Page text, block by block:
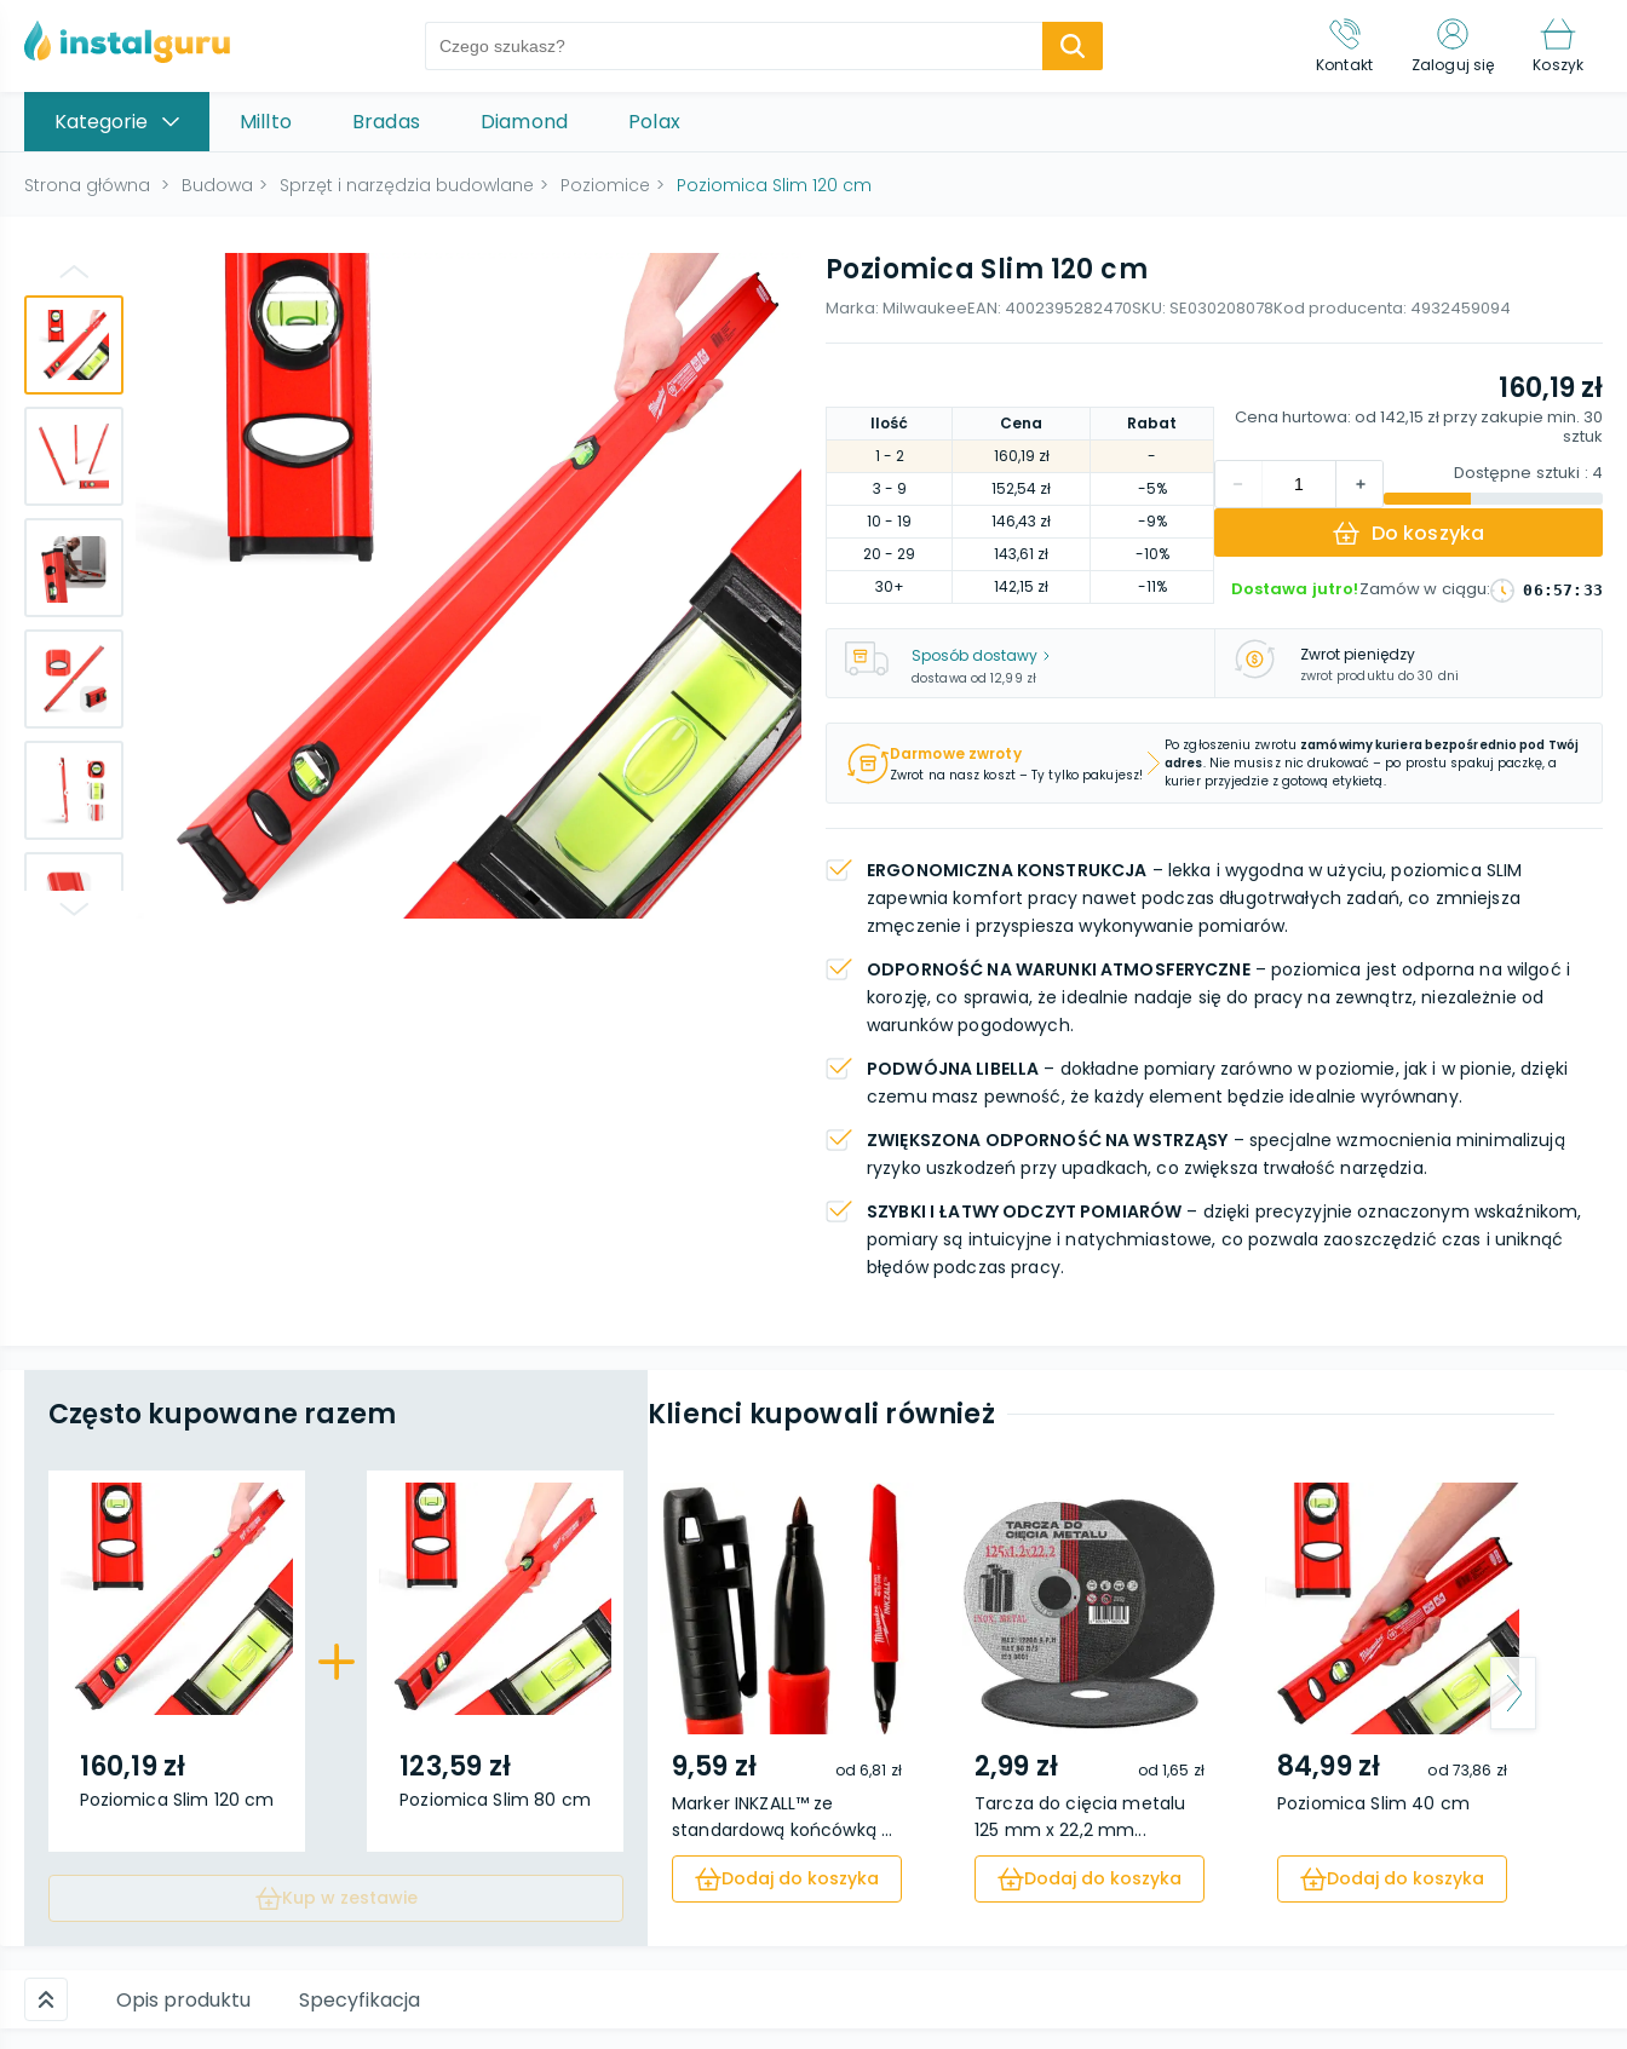
Kontakt Zaloguj się Koszyk
Kategorie Millto Bradas Diamond Polax
Strona główna > Budowa > Sprzęt i narzędzia budowlane > Poziomice > Poziomica Slim 120 cm
Poziomica Slim 120 cm
Marka: MilwaukeeEAN: 4002395282470SKU: SE030208078Kod producenta: 4932459094
Ilość Cena
Rabat
1 - 2 160,19 zł
-
3 - 9 152,54 zł
-5%
10 - 19 146,43 zł
-9%
20 - 29 143,61 zł
-10%
30+ 142,15 zł -11%
160,19 zł
Cena hurtowa: od 142,15 złprzy zakupie min. 30
sztuk
Dostępne sztuki : 4
Do koszyka
Dostawa jutro!Zamów w ciągu: 06 : 57 : 32
Sposób dostawy
dostawa od 12,99 zł
Zwrot pieniędzy
zwrot produktu do 30 dni
Darmowe zwroty
Zwrot na nasz koszt – Ty tylko pakujesz!
Po zgłoszeniu zwrotu zamówimy kuriera bezpośrednio pod Twój
adres. Nie musisz nic drukować – po prostu spakuj paczkę, a
kurier przyjedzie z gotową etykietą.
ERGONOMICZNA KONSTRUKCJA – lekka i wygodna w użyciu, poziomica SLIM
zapewnia komfort pracy nawet podczas długotrwałych zadań, co zmniejsza
zmęczenie i przyspiesza wykonywanie pomiarów.
ODPORNOŚĆ NA WARUNKI ATMOSFERYCZNE– poziomica jest odporna na wilgoć i
korozję, co sprawia, że idealnie nadaje się do pracy na zewnątrz, niezależnie od
warunków pogodowych.
PODWÓJNA LIBELLA – dokładne pomiary zarówno w poziomie, jak i w pionie, dzięki
czemu masz pewność, że każdy element będzie idealnie wyrównany.
ZWIĘKSZONA ODPORNOŚĆ NA WSTRZĄSY – specjalne wzmocnienia minimalizują
ryzyko uszkodzeń przy upadkach, co zwiększa trwałość narzędzia.
SZYBKI I ŁATWY ODCZYT POMIARÓW – dzięki precyzyjnie oznaczonym wskaźnikom,
pomiary są intuicyjne i natychmiastowe, co pozwala zaoszczędzić czas i uniknąć
błędów podczas pracy.
Często kupowane razem
160,19 zł
Poziomica Slim 120 cm
123,59 zł
Poziomica Slim 80 cm
Kup w zestawie
Klienci kupowali również
9,59 zł od6,81 zł
Marker INKZALL™ ze
standardową końcówką ...
Dodaj do koszyka
2,99 zł od1,65 zł
Tarcza do cięcia metalu
125 mm x 22,2 mm...
Dodaj do koszyka
84,99 zł od 73,86 zł
Poziomica Slim 40 cm
Dodaj do koszyka
Opis produktu Specyfikacja